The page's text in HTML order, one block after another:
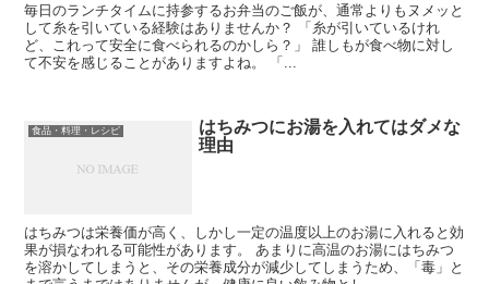
毎日のランチタイムに持参するお弁当のご飯が、通常よりもヌメッと
して糸を引いている経験はありませんか？ 「糸が引いているけれ
ど、これって安全に食べられるのかしら？」 誰しもが食べ物に対し
て不安を感じることがありますよね。 「...
食品・料理・レシピ
はちみつにお湯を入れてはダメな
理由
はちみつは栄養価が高く、しかし一定の温度以上のお湯に入れると効
果が損なわれる可能性があります。 あまりに高温のお湯にはちみつ
を溶かしてしまうと、その栄養成分が減少してしまうため、「毒」と